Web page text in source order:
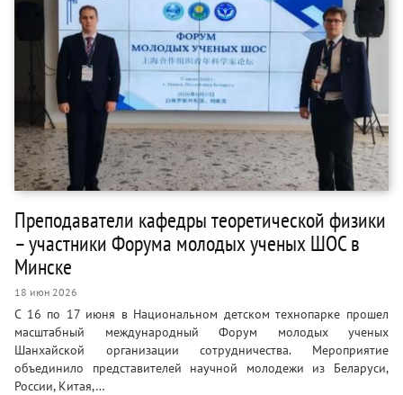
Преподаватели кафедры теоретической физики
– участники Форума молодых ученых ШОС в
Минске
18 июн 2026
С 16 по 17 июня в Национальном детском технопарке прошел
масштабный международный Форум молодых ученых
Шанхайской организации сотрудничества. Мероприятие
объединило представителей научной молодежи из Беларуси,
России, Китая,…